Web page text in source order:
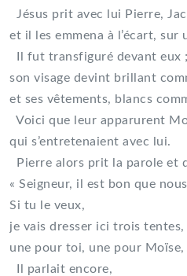
Jésus prit avec lui Pierre,
et il les emmena à l’écart, sur
Il fut transfiguré devant eux ;
son visage devint brillant
et ses vêtements, blancs
Voici que leur apparurent
qui s’entretenaient avec lui.
Pierre alors prit la parole et
« Seigneur, il est bon que
Si tu le veux,
je vais dresser ici trois tentes,
une pour toi, une pour Moïse,
Il parlait encore,